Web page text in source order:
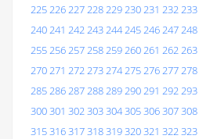
225226227228229230231 232233
240241 242243244245246247248
255256257258259260261 262263
270271 272273274275276277278
285286287288289290291 292293
300301 302303304305306307308
315316317318319320321 322323